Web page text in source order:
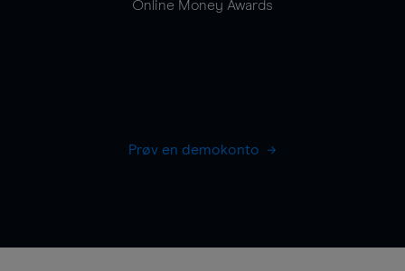
Online Money Awards
Prøv en demokonto